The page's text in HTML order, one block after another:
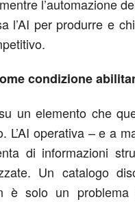
l’automazione
l’AI per produrre e
condizione
un elemento che
L’AI operativa – e a
di informazioni
Un catalogo
è solo un